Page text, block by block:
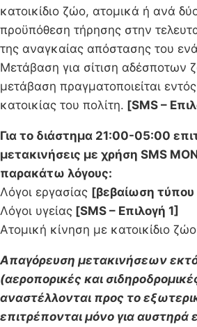
κατοικίδιο ζώο, ατομικά ή ανά
προϋπόθεση τήρησης στην
της αναγκαίας απόστασης του
Μετάβαση για σίτιση αδέσποτων
μετάβαση πραγματοποιείται
κατοικίας του πολίτη. [SMS –
Για το διάστημα 21:00-05:00
μετακινήσεις με χρήση SMS
παρακάτω λόγους:
Λόγοι εργασίας [βεβαίωση
Λόγοι υγείας [SMS – Επιλογή 1]
Ατομική κίνηση με κατοικίδιο ζώο
Απαγόρευση μετακινήσεων
(αεροπορικές και
αναστέλλονται προς το
επιτρέπονται μόνο για αυστηρά